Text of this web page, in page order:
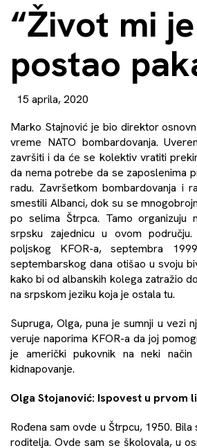
“Život mi je
postao
15 aprila, 2020
Marko Stajnović je bio direktor
vreme NATO bombardovanja.
završiti i da će se kolektiv vratiti
da nema potrebe da se zaposlenima
radu. Završetkom bombardovanja i
smestili Albanci, dok su se
po selima Štrpca. Tamo organizuju
srpsku zajednicu u ovom
poljskog KFOR-a, septembra
septembarskog dana otišao u svoju
kako bi od albanskih kolega zatražio
na srpskom jeziku koja je ostala tu.
Supruga, Olga, puna je sumnji u vezi
veruje naporima KFOR-a da joj
je američki pukovnik na neki
kidnapovanje.
Olga Stojanović: Ispovest u prvom
Rođena sam ovde u Štrpcu, 1950.
roditelja. Ovde sam se školovala, u